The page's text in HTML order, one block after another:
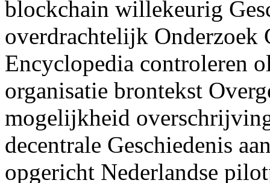
blockchain willekeurig
overdrachtelijk Onderzoek
Encyclopedia controleren
organisatie brontekst
mogelijkheid
decentrale Geschiedenis
opgericht Nederlandse